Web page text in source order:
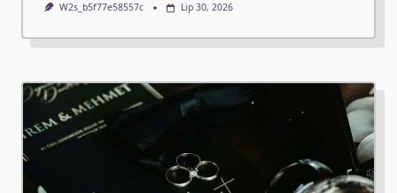
W2s_b5f77e58557c Lip 30, 2026